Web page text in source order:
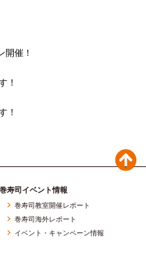
開催！
！
！
巻寿司イベント情報
巻寿司教室開催レポート
巻寿司海外レポート
イベント・キャンペーン情報